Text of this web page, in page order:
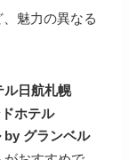
魅力の異なる
ル日航札幌
ホテル
by グランベル